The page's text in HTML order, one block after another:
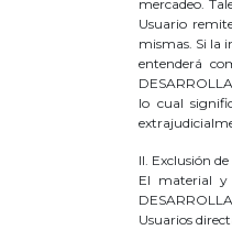
mercadeo.
Usuario
mismas. Si la
entenderá
lo cual
II. Exclusión
El material y
Usuarios